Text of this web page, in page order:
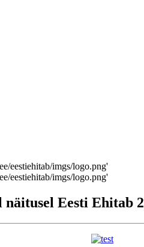
eestiehitab/imgs/logo.png'
eestiehitab/imgs/logo.png'
Eesti Ehitab